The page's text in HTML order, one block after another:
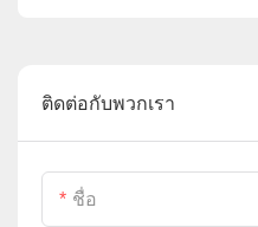
ติดต่อกับพวกเรา
ชื่อ